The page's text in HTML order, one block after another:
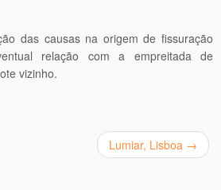
das causas na origem de fissuração
relação com a empreitada de
vizinho.
Lumiar, Lisboa →